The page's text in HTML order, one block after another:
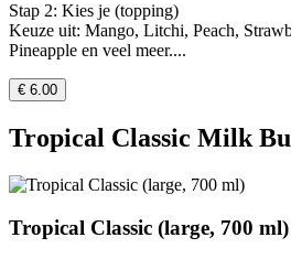
Stap 2: Kies je (topping)
Keuze uit: Mango, Litchi, Peach,
Pineapple en veel meer....
€ 6.00
Tropical Classic Milk
Tropical Classic (large, 700 ml)